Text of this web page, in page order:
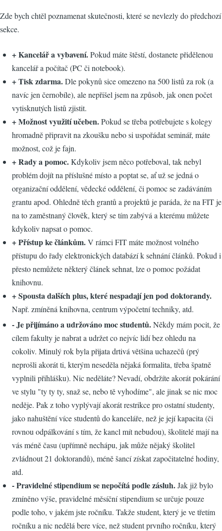
Zde bych chtěl poznamenat skutečnosti, které se nevlezly do předchozí
sekce.
+ Kancelář a vybavení.Pokud máte štěstí, dostanete přidělenou
kancelář a počítač (PC či notebook).
+ Tisk zdarma.Dle pokynů sice omezeno na 500 listů za rok (a
navíc jen černobíle), ale nepřišel jsem na způsob, jak onen počet
vytisknutých listů zjistit.
+ Možnost využití učeben.Pokud se třeba potřebujete s kolegy
hromadně připravit na zkoušku nebo si uspořádat seminář, máte
možnost, což je fajn.
+ Rady a pomoc.Kdykoliv jsem něco potřeboval, tak nebyl
problém dojít na příslušné místo a poptat se, ať už se jedná o
organizační oddělení, vědecké oddělení, či pomoc se zadáváním
grantu apod. Ohledně těch grantů a projektů je paráda, že na FIT je
na to zaměstnaný člověk, který se tím zabývá a kterému můžete
kdykoliv napsat o pomoc.
+ Přístup ke článkům.V rámci FIT máte možnost volného
přístupu do řady elektronických databází k sehnání článků. Pokud i
přesto nemůžete některý článek sehnat, lze o pomoc požádat
knihovnu.
+ Spousta dalších plus, které nespadají jen pod doktorandy.
Např. zmíněná knihovna, centrum výpočetní techniky, atd.
- Je přijímáno a udržováno moc studentů.Někdy mám pocit, že
cílem fakulty je nabrat a udržet co nejvíc lidí bez ohledu na
cokoliv. Minulý rok byla přijata drtivá většina uchazečů (prý
neprošli akorát ti, kterým neseděla nějaká formalita, třeba špatně
vyplnili přihlášku). Nic neděláte? Nevadí, obdržíte akorát pokárání
ve stylu "ty ty ty, snaž se, nebo tě vyhodíme", ale jinak se nic moc
neděje. Pak z toho vyplývají akorát restrikce pro ostatní studenty,
jako nahuštění více studentů do kanceláře, než je její kapacita (či
rovnou odpálkování s tím, že kancl mít nebudou), školitelé mají na
vás méně času (upřímně nechápu, jak může nějaký školitel
zvládnout 21 doktorandů), méně šancí získat započitatelné hodiny,
atd.
- Pravidelné stipendium se nepočítá podle zásluh.Jak již bylo
zmíněno výše, pravidelné měsíční stipendium se určuje pouze
podle toho, v jakém jste ročníku. Takže student, který je ve třetím
ročníku a nic nedělá bere více, než student prvního ročníku, který